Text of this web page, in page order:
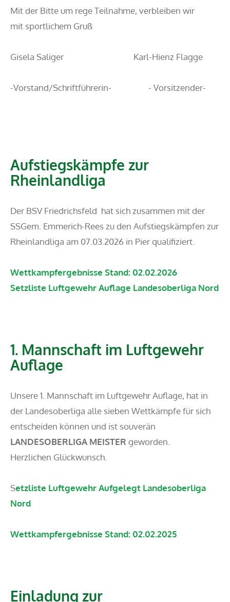
Mit der Bitte um rege Teilnahme, verbleiben wir
mit sportlichem Gruß
Gisela Saliger Karl-Hienz Flagge
-Vorstand/Schriftführerin- - Vorsitzender-
Aufstiegskämpfe zur
Rheinlandliga
Der BSV Friedrichsfeld hat sich zusammen mit der
SSGem. Emmerich-Rees zu den Aufstiegskämpfen zur
Rheinlandliga am 07.03.2026 in Pier qualifiziert.
Wettkampfergebnisse Stand: 02.02.2026
Setzliste Luftgewehr Auflage Landesoberliga Nord
1. Mannschaft im Luftgewehr
Auflage
Unsere 1. Mannschaft im Luftgewehr Auflage, hat in
der Landesoberliga alle sieben Wettkämpfe für sich
entscheiden können und ist souverän
LANDESOBERLIGA MEISTER geworden.
Herzlichen Glückwunsch.
Setzliste Luftgewehr Aufgelegt Landesoberliga
Nord
Wettkampfergebnisse Stand: 02.02.2025
Einladung zur